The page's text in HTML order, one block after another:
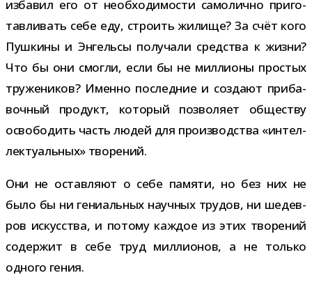
изба­вил его от необ­хо­ди­мо­сти само­лично при­го­
тав­ли­вать себе еду, стро­ить жилище? За счёт кого
Пушкины и Энгельсы полу­чали сред­ства к жизни?
Что бы они смогли, если бы не мил­ли­оны про­стых
тру­же­ни­ков? Именно послед­ние и создают при­ба­
воч­ный про­дукт, кото­рый поз­во­ляет обще­ству
осво­бо­дить часть людей для про­из­вод­ства «интел­
лек­ту­аль­ных» творений.
Они не остав­ляют о себе памяти, но без них не
было бы ни гени­аль­ных науч­ных тру­дов, ни шедев­
ров искус­ства, и потому каж­дое из этих тво­ре­ний
содер­жит в себе труд мил­ли­о­нов, а не только
одного гения.